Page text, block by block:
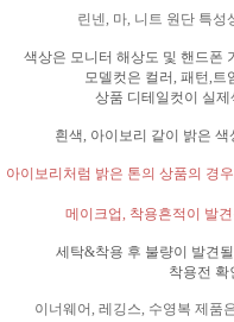
린넨 마 니트 원단 특성
색상은 모니터 해상도 및 핸드폰
모델컷은 컬러 패턴 트
상품 디테일컷이 실
흰색 아이보리 같이 밝은
아이보리처럼 밝은 톤의 상품의 경
메이크업
착용흔적이 발
세탁&착용 후 불량이 발견
착용전 확
이너웨어 레깅스 수영복 제품